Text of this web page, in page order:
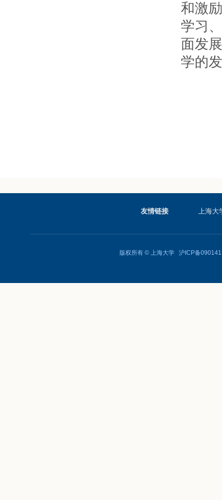
和激
学习
面发
学的
友情链接 上海大
版权所有 ©上海大学 沪ICP备